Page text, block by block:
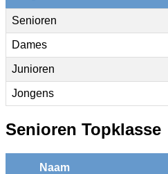
Senioren
Dames
Junioren
Jongens
Senioren Topklasse
Naam